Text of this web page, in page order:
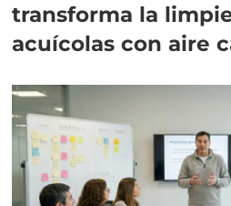
transforma la
acuícolas con aire